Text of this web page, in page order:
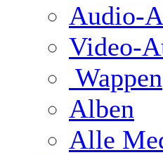
Audio-
Video-
Wappen
Alben
Alle